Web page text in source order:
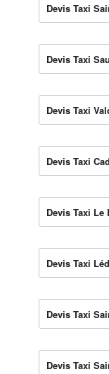
Devis Taxi
Devis Taxi
Devis Taxi
Devis Taxi
Devis Taxi Le
Devis Taxi
Devis Taxi
Devis Taxi